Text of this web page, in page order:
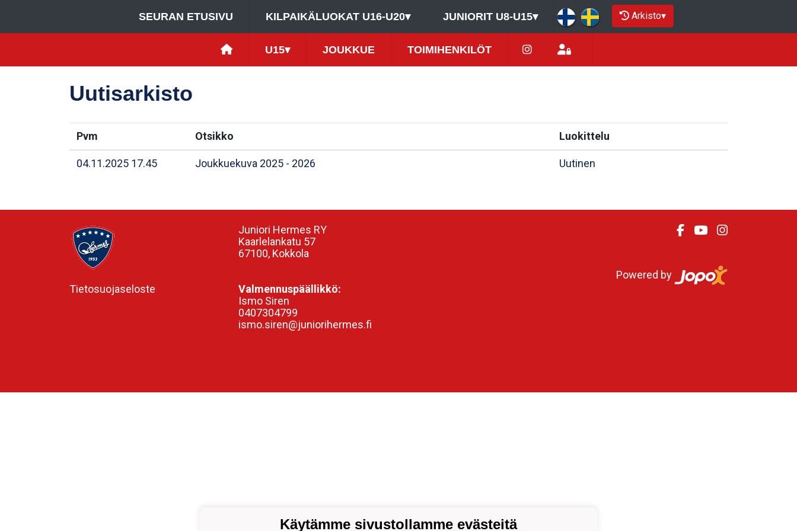
SEURAN ETUSIVU KILPAIKÄLUOKAT U16-U20▾ JUNIORIT U8-U15▾ Arkisto▾
U15▾ JOUKKUE TOIMIHENKILÖT
Uutisarkisto
Pvm Otsikko Luokittelu
04.11.2025 17.45 Joukkuekuva 2025 - 2026 Uutinen
Tietosuojaseloste
Juniori Hermes RY
Kaarlelankatu 57
67100, Kokkola
Valmennuspäällikkö:
Ismo Siren
0407304799
ismo.siren@juniorihermes.fi
Powered by
Käytämme sivustollamme evästeitä